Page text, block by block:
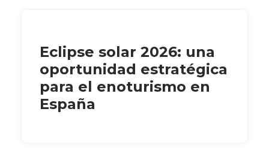
Eclipse solar 2026: una
oportunidad estratégica
para el enoturismo en
España